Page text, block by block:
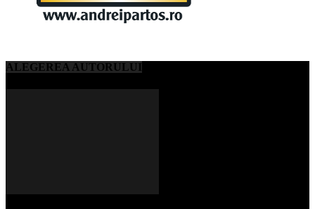
ALEGEREA AUTORULUI